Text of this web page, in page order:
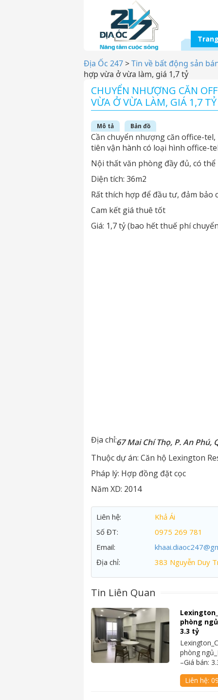
Địa Ốc 247>Tin về bất động sản
hợp vừa ở vừa làm, giá 1,7 tỷ
CHUYỂN NHƯỢNG CĂN
VỪA Ở VỪA LÀM, GIÁ 1,7 TỶ
Mô tả Bản đồ
Cần chuyển nhượng căn office-
tiên vận hành có loại hình office-
Nội thất văn phòng đầy đủ, có
Diện tích: 36m2
Rất thích hợp để đầu tư, đảm
Cam kết giá thuê tốt
Giá: 1,7 tỷ (bao hết thuế phí
Địa chỉ:67 Mai Chí Thọ, P. An Phú,
Thuộc dự án: Căn hộ Lexington
Pháp lý: Hợp đồng đặt cọc
Năm XD: 2014
Liên hệ:
Khả Ái
Số ĐT:
0975 269 781
Email:
Địa chỉ:
383 Nguyễn Duy
Tin Liên Quan
phòng
3.3 tỷ
phòng
–Giá bán:
Liên hệ: